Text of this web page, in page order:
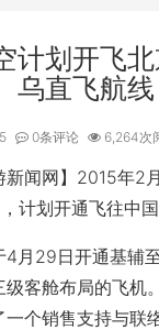
计划开飞
乌直飞航线
0条评论 6,264次
闻网】2015年2
计划开通飞往中国
29日开通基辅
级客舱布局的飞机
个销售支持与联